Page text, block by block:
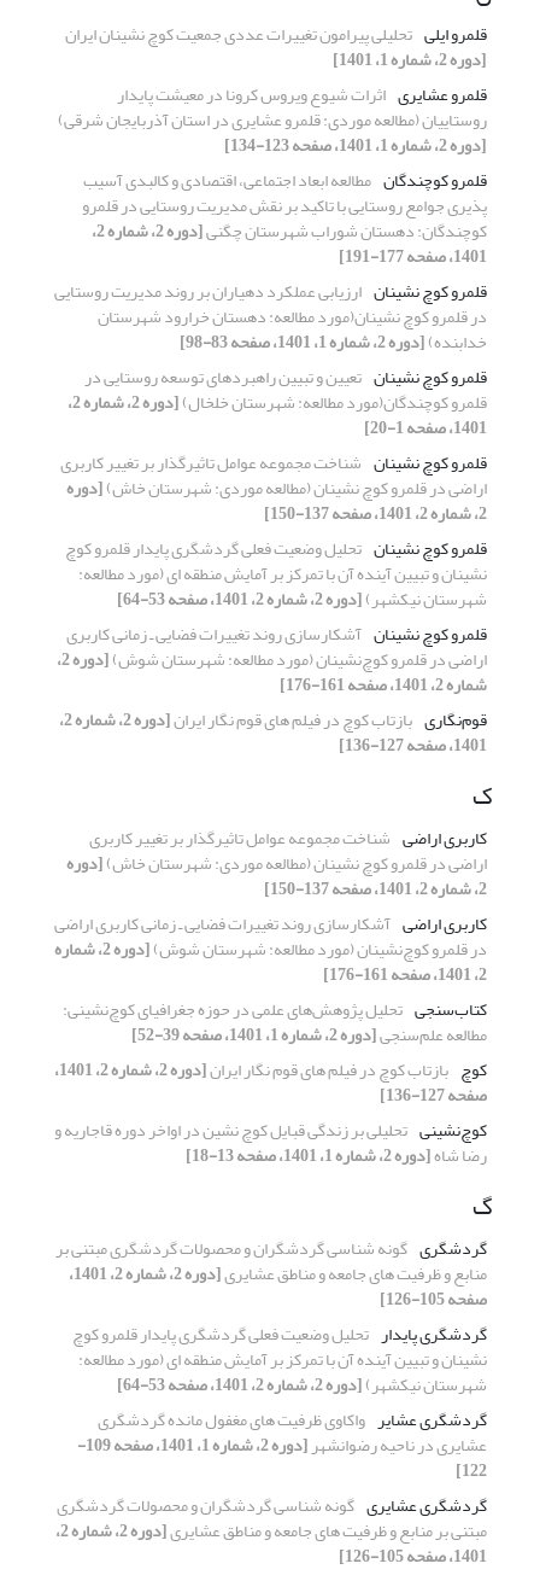
قلمرو ایلی تحلیلی پیرامون تغییرات عددی جمعیت کوچ نشینان ایران
[دوره 2، شماره 1، 1401]
قلمرو عشایری اثرات شیوع ویروس کرونا در معیشت پایدار
روستاییان (مطالعه موردی: قلمرو عشایری در استان آذربایجان شرقی)
[دوره 2، شماره 1، 1401، صفحه 123-134]
قلمرو کوچندگان مطالعه ابعاد اجتماعی، اقتصادی و کالبدی آسیب
پذیری جوامع روستایی با تاکید بر نقش مدیریت روستایی در قلمرو
کوچندگان: دهستان شوراب شهرستان چگنی [دوره 2، شماره 2،
1401، صفحه 177-191]
قلمرو کوچ نشینان ارزیابی عملکرد دهیاران بر روند مدیریت روستایی
در قلمرو کوچ نشینان(مورد مطالعه: دهستان خرارود شهرستان
خدابنده)[دوره 2، شماره 1، 1401، صفحه 83-98]
قلمرو کوچ نشینان تعیین و تبیین راهبردهای توسعه روستایی در
قلمرو کوچندگان(مورد مطالعه: شهرستان خلخال) [دوره 2، شماره 2،
1401، صفحه 1-20]
قلمرو کوچ نشینان شناخت مجموعه عوامل تاثیرگذار بر تغییر کاربری
اراضی در قلمرو کوچ نشینان (مطالعه موردی: شهرستان خاش)[دوره
2، شماره 2، 1401، صفحه 137-150]
قلمرو کوچ نشینان تحلیل وضعیت فعلی گردشگری پایدار قلمرو کوچ
نشینان و تبیین آینده آن با تمرکز بر آمایش منطقه ای (مورد مطالعه:
شهرستان نیکشهر)[دوره 2، شماره 2، 1401، صفحه 53-64]
قلمرو کوچ نشینان آشکارسازی روند تغییرات فضایی ـ زمانی کاربری
اراضی در قلمرو کوچ‌نشینان (مورد مطالعه: شهرستان شوش) [دوره 2،
شماره 2، 1401، صفحه 161-176]
قوم‌نگاری بازتاب کوچ در فیلم های قوم نگار ایران [دوره 2، شماره 2،
1401، صفحه 127-136]
ک
کاربری اراضی شناخت مجموعه عوامل تاثیرگذار بر تغییر کاربری
اراضی در قلمرو کوچ نشینان (مطالعه موردی: شهرستان خاش)[دوره
2، شماره 2، 1401، صفحه 137-150]
کاربری اراضی آشکارسازی روند تغییرات فضایی ـ زمانی کاربری اراضی
در قلمرو کوچ‌نشینان (مورد مطالعه: شهرستان شوش) [دوره 2، شماره
2، 1401، صفحه 161-176]
کتاب‌سنجی تحلیل پژوهش‌‌های علمی در حوزه جغرافیای کوچ‌نشینی:
مطالعه علم‌‌سنجی[دوره 2، شماره 1، 1401، صفحه 39-52]
کوچ بازتاب کوچ در فیلم های قوم نگار ایران [دوره 2، شماره 2، 1401،
صفحه 127-136]
کوچ‌نشینی تحلیلی بر زندگی قبایل کوچ نشین در اواخر دوره قاجاریه و
رضا شاه[دوره 2، شماره 1، 1401، صفحه 13-18]
گ
گردشگری گونه شناسی گردشگران و محصولات گردشگری مبتنی بر
منابع و ظرفیت های جامعه و مناطق عشایری [دوره 2، شماره 2، 1401،
صفحه 105-126]
گردشگری پایدار تحلیل وضعیت فعلی گردشگری پایدار قلمرو کوچ
نشینان و تبیین آینده آن با تمرکز بر آمایش منطقه ای (مورد مطالعه:
شهرستان نیکشهر)[دوره 2، شماره 2، 1401، صفحه 53-64]
گردشگری عشایر واکاوی ظرفیت های مغفول مانده گردشگری
عشایری در ناحیه رضوانشهر [دوره 2، شماره 1، 1401، صفحه 109-
122]
گردشگری عشایری گونه شناسی گردشگران و محصولات گردشگری
مبتنی بر منابع و ظرفیت های جامعه و مناطق عشایری [دوره 2، شماره 2،
1401، صفحه 105-126]